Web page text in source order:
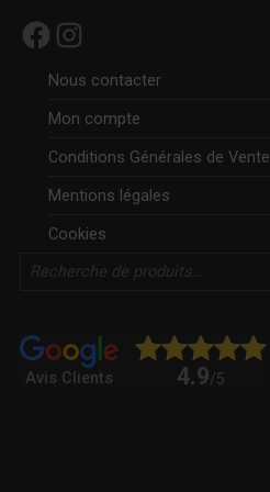
Facebook Instagram
Nous contacter
Mon compte
Conditions Générales de Vente
Mentions légales
Cookies
Avis Clients 4.9/5